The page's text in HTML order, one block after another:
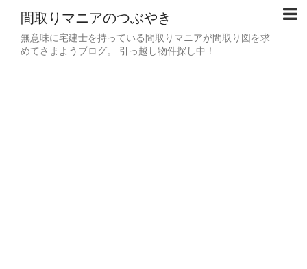
間取りマニアのつぶやき
無意味に宅建士を持っている間取りマニアが間取り図を求
めてさまようブログ。 引っ越し物件探し中！